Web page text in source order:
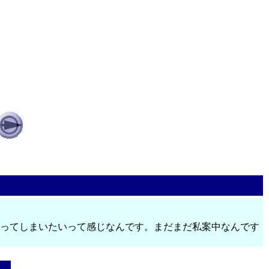
てしまいたいって感じなんです。まだまだ私案中なんです